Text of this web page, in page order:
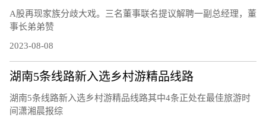
A股再现家族分歧大戏。三名董事联名提议解聘一副总经理，董
事长弟弟赞
2023-08-08
湖南5条线路新入选乡村游精品线路
湖南5条线路新入选乡村游精品线路其中4条正处在最佳旅游时
间潇湘晨报综